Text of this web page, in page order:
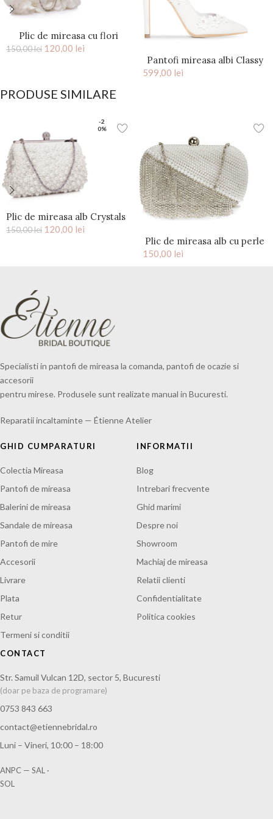
Plic de mireasa cu flori
saten Ivory Kiss
150,00lei 120,00 lei
Pantofi mireasa albi Classy
599,00 lei
PRODUSE SIMILARE
-2
0%
Plic de mireasa alb Crystals
150,00lei 120,00 lei
Plic de mireasa alb cu perle
si cristale Tassel
150,00 lei
Specialisti in pantofi de mireasa la comanda, pantofi de ocazie si
accesorii
pentru mirese. Produsele sunt realizate manual in Bucuresti.
Reparatii incaltaminte — Étienne Atelier
GHID CUMPARATURI
Colectia Mireasa
Pantofi de mireasa
Balerini de mireasa
Sandale de mireasa
Pantofi de mire
Accesorii
Livrare
Plata
Retur
Termeni si conditii
INFORMATII
Blog
Intrebari frecvente
Ghid marimi
Despre noi
Showroom
Machiaj de mireasa
Relatii clienti
Confidentialitate
Politica cookies
CONTACT
Str. Samuil Vulcan 12D, sector 5, Bucuresti
(doar pe baza de programare)
0753 843 663
contact@etiennebridal.ro
Luni – Vineri, 10:00 – 18:00
ANPC — SAL ·
SOL